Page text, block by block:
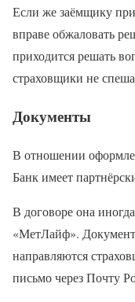
Если же заёмщику
вправе обжаловать
приходится решать
страховщики не
Документы
В отношении
Банк имеет
В договоре она
«МетЛайф».
направляются
письмо через Почту